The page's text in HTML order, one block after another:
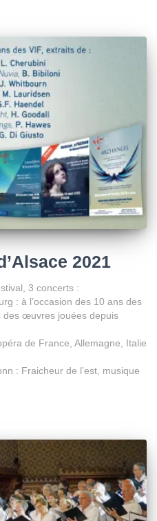
2021
3 concerts :
: à l’occasion des 10 ans des
des œuvres jouées depuis
de France, Allemagne, Italie
: Fraicheur de l’est, musique